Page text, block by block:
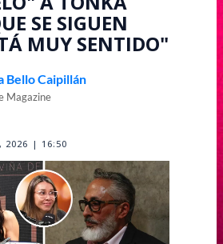
SE SIGUEN
MUY SENTIDO"
Bello Caipillán
Magazine
2026 | 16:50